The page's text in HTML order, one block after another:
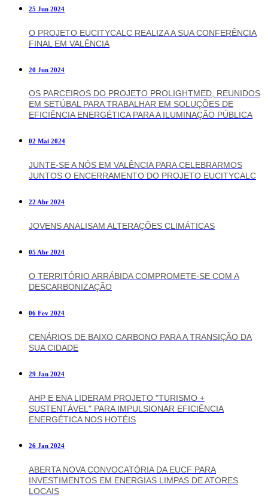
25 Jun 2024
O PROJETO EUCITYCALC REALIZA A SUA CONFERÊNCIA
FINAL EM VALÊNCIA
20 Jun 2024
OS PARCEIROS DO PROJETO PROLIGHTMED, REUNIDOS
EM SETÚBAL PARA TRABALHAR EM SOLUÇÕES DE
EFICIÊNCIA ENERGÉTICA PARA A ILUMINAÇÃO PÚBLICA
02 Mai 2024
JUNTE-SE A NÓS EM VALÊNCIA PARA CELEBRARMOS
JUNTOS O ENCERRAMENTO DO PROJETO EUCITYCALC
22 Abr 2024
JOVENS ANALISAM ALTERAÇÕES CLIMÁTICAS
05 Abr 2024
O TERRITÓRIO ARRÁBIDA COMPROMETE-SE COM A
DESCARBONIZAÇÃO
06 Fev 2024
CENÁRIOS DE BAIXO CARBONO PARA A TRANSIÇÃO DA
SUA CIDADE
29 Jan 2024
AHP E ENA LIDERAM PROJETO "TURISMO +
SUSTENTÁVEL" PARA IMPULSIONAR EFICIÊNCIA
ENERGÉTICA NOS HOTÉIS
26 Jan 2024
ABERTA NOVA CONVOCATÓRIA DA EUCF PARA
INVESTIMENTOS EM ENERGIAS LIMPAS DE ATORES
LOCAIS